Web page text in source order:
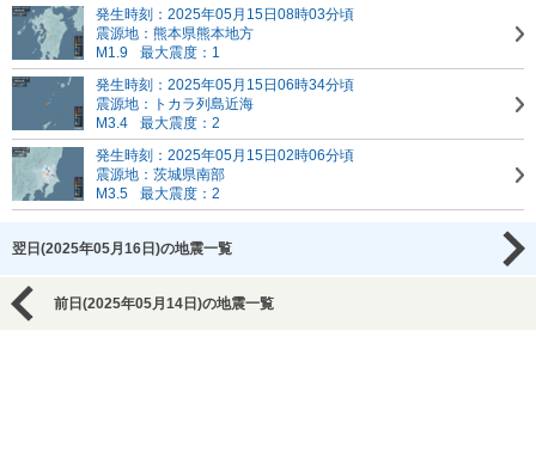
発生時刻：2025年05月15日08時03分頃
震源地：熊本県熊本地方
M1.9
最大震度：1
発生時刻：2025年05月15日06時34分頃
震源地：トカラ列島近海
M3.4
最大震度：2
発生時刻：2025年05月15日02時06分頃
震源地：茨城県南部
M3.5
最大震度：2
翌日(2025年05月16日)の地震一覧
前日(2025年05月14日)の地震一覧